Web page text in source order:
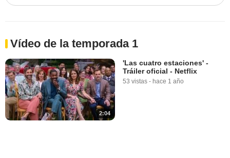
Vídeo de la temporada 1
2:04
'Las cuatro estaciones' -
Tráiler oficial - Netflix
53 vistas - hace 1 año